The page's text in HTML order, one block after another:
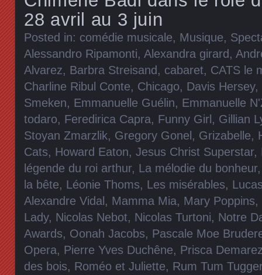
28 avril au 3 juin
Posted in: comédie musicale, Musique,
Alessandro Ripamonti, Alexandra girard,
Alvarez, Barbra Streisand, cabaret, CATS le
Charline Ribul Conte, Chicago, Davis Hersey,
Smeken, Emmanuelle Guélin, Emmanuelle
todaro, Feredirica Capra, Funny Girl, Gillian
Stoyan Zmarzlik, Gregory Gonel, Grizabelle,
Cats, Howard Eaton, Jesus Christ Superstar,
légende du roi arthur, La mélodie du bonheur
la bête, Léonie Thoms, Les misérables,
Alexandre Vidal, Mamma Mia, Mary Poppins,
Lady, Nicolas Nebot, Nicolas Turtoni, Notre
Awards, Oonah Jacobs, Pascale Moe
Opera, Pierre Yves Duchêne, Prisca
des bois, Roméo et Juliette, Rum Tum Tugger